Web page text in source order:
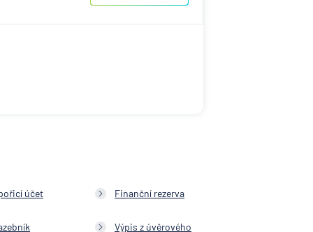
účet Finanční rezerva
Výpis z úvěrového